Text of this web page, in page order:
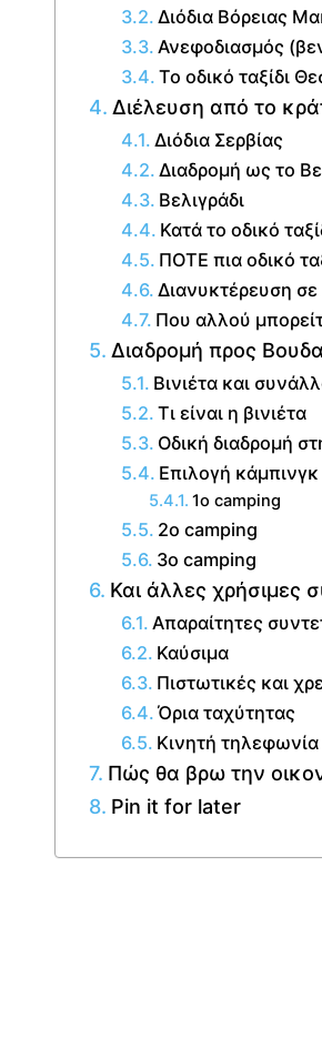
Διόδια Βόρειας
Ανεφοδιασμός
Το οδικό ταξίδι
Διέλευση από το
Διόδια Σερβίας
Διαδρομή ως το
Βελιγράδι
Κατά το οδικό
ΠΟΤΕ πια οδικό
Διανυκτέρευση
Που αλλού
Διαδρομή προς
Βινιέτα και
Τι είναι η βινιέτα
Οδική διαδρομή
Επιλογή
1ο camping
2o camping
3ο camping
Και άλλες χρήσιμες
Απαραίτητες
Καύσιμα
Πιστωτικές και
Όρια ταχύτητας
Κινητή
Πώς θα βρω την
Pin it for later